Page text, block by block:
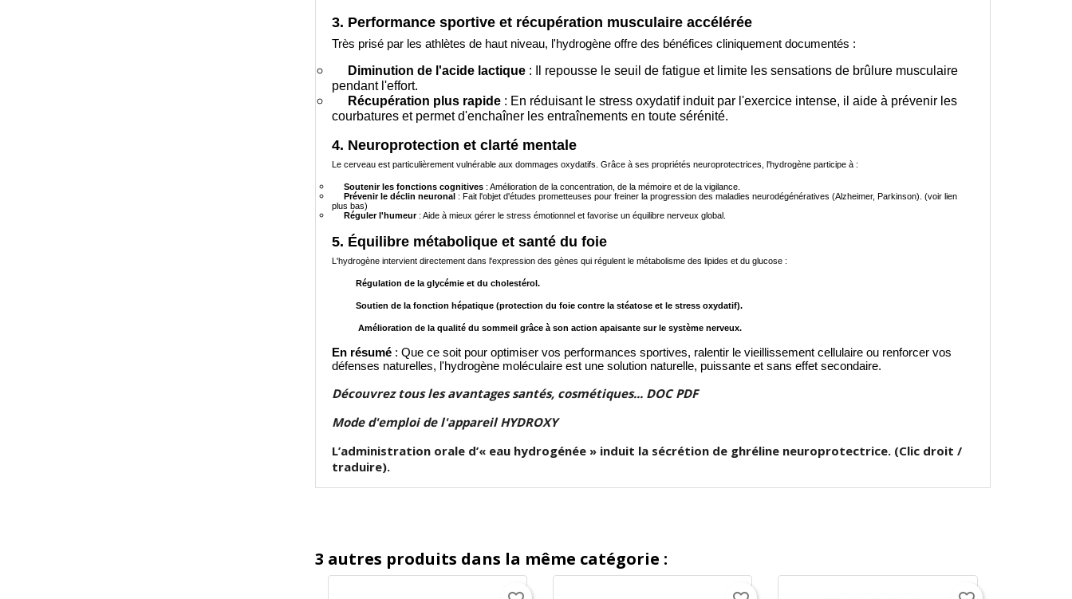
3. Performance sportive et récupération musculaire accélérée
Très prisé par les athlètes de haut niveau, l'hydrogène offre des bénéfices cliniquement documentés :
Diminution de l'acide lactique: Il repousse le seuil de fatigue et limite les sensations de brûlure musculaire
pendant l'effort.
Récupération plus rapide: En réduisant le stress oxydatif induit par l'exercice intense, il aide à prévenir les
courbatures et permet d'enchaîner les entraînements en toute sérénité.
4. Neuroprotection et clarté mentale
Le cerveau est particulièrement vulnérable aux dommages oxydatifs. Grâce à ses propriétés neuroprotectrices, l'hydrogène participe à :
Soutenir les fonctions cognitives: Amélioration de la concentration, de la mémoire et de la vigilance.
Prévenir le déclin neuronal: Fait l'objet d'études prometteuses pour freiner la progression des maladies neurodégénératives (Alzheimer, Parkinson). (voir lien
plus bas)
Réguler l'humeur: Aide à mieux gérer le stress émotionnel et favorise un équilibre nerveux global.
5. Équilibre métabolique et santé du foie
L'hydrogène intervient directement dans l'expression des gènes qui régulent le métabolisme des lipides et du glucose :
Régulation de la glycémie et du cholestérol.
Soutien de la fonction hépatique (protection du foie contre la stéatose et le stress oxydatif).
Amélioration de la qualité du sommeil grâce à son action apaisante sur le système nerveux.
En résumé: Que ce soit pour optimiser vos performances sportives, ralentir le vieillissement cellulaire ou renforcer vos
défenses naturelles, l'hydrogène moléculaire est une solution naturelle, puissante et sans effet secondaire.
Découvrez tous les avantages santés, cosmétiques... DOC PDF
Mode d'emploi de l'appareil HYDROXY
L’administration orale d’« eau hydrogénée » induit la sécrétion de ghréline neuroprotectrice. (Clic droit /
traduire).
3 autres produits dans la même catégorie :